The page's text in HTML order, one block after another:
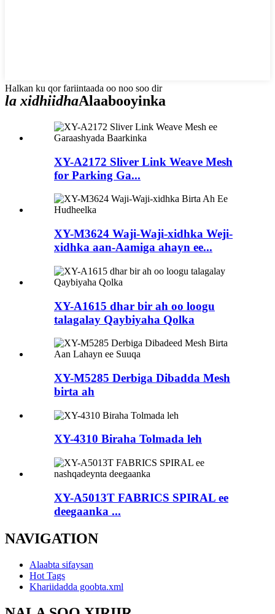
Halkan ku qor fariintaada oo noo soo dir
la xidhiidhaAlaabooyinka
XY-A2172 Sliver Link Weave Mesh
for Parking Ga...
XY-M3624 Waji-Waji-xidhka Weji-
xidhka aan-Aamiga ahayn ee...
XY-A1615 dhar bir ah oo loogu
talagalay Qaybiyaha Qolka
XY-M5285 Derbiga Dibadda Mesh
birta ah
XY-4310 Biraha Tolmada leh
XY-A5013T FABRICS SPIRAL ee
deegaanka ...
NAVIGATION
Alaabta sifaysan
Hot Tags
Khariidadda goobta.xml